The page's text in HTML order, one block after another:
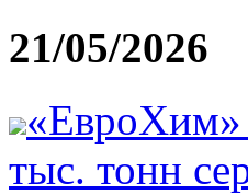
21/05/2026
«ЕвроХим»
тыс. тонн